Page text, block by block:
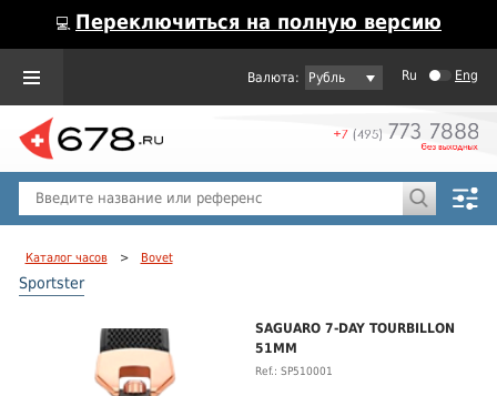
💻 Переключиться на полную версию
Рубль Ru Eng
Каталог часов > Bovet
Sportster
SAGUARO 7-DAY TOURBILLON
51MM
Ref.: SP510001